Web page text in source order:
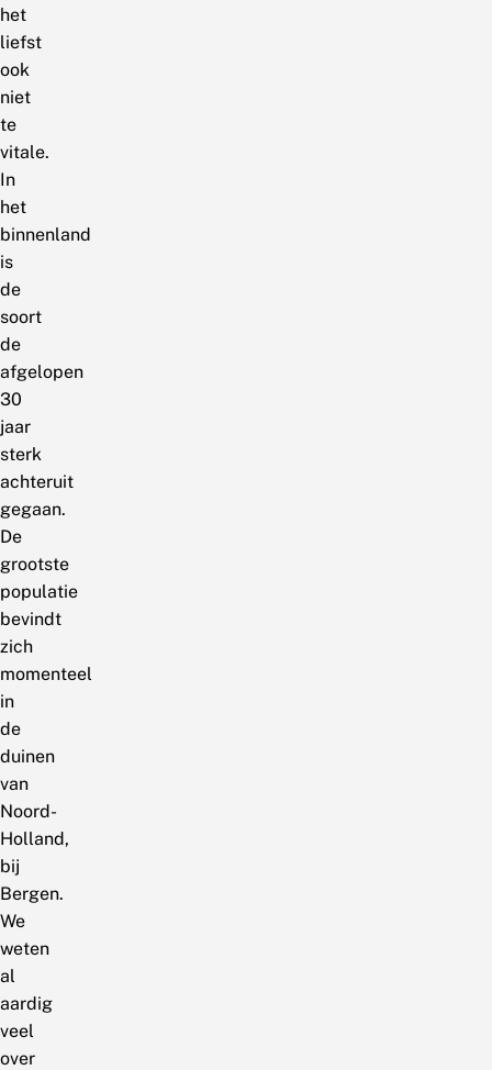
het
liefst
ook
niet
te
vitale.
In
het
binnenland
is
de
soort
de
afgelopen
30
jaar
sterk
achteruit
gegaan.
De
grootste
populatie
bevindt
zich
momenteel
in
de
duinen
van
Noord-
Holland,
bij
Bergen.
We
weten
al
aardig
veel
over